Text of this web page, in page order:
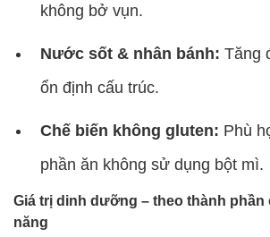
không bở vụn.
Nước sốt & nhân bánh: Tăng
ổn định cấu trúc.
Chế biến không gluten: Phù
phần ăn không sử dụng bột mì.
Giá trị dinh dưỡng – theo thành phần
năng